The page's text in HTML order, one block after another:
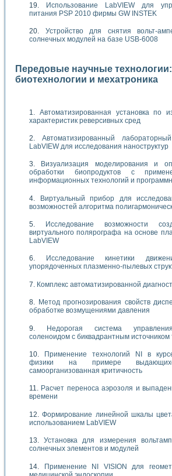
Использование LabVIEW для
питания PSP 2010 фирмы GW INSTEK
Устройство для снятия вольт-
солнечных модулей на базе USB-6008
Передовые научные
биотехнологии и мехатроника
Автоматизированная установка по
характеристик реверсивных сред
Автоматизированный
LabVIEW для исследования наноструктур
Визуализация моделирования и
обработки биопродуктов с
информационных технологий и
Виртуальный прибор для
возможностей алгоритма
Исследование возможности
виртуального полярографа на основе
LabVIEW
Исследование кинетики
упорядоченных плазменно-пылевых
Комплекс автоматизированной
Метод прогнозирования свойств
обработке возмущениями давления
Недорогая система
соленоидом с биквадрантным источником
Применение технологий NI в
физики на примере
самоорганизованная критичность
Расчет переноса аэрозоля и
времени
Формирование линейной шкалы
использованием LabVIEW
Установка для измерения
солнечных элементов и модулей
Применение NI VISION для